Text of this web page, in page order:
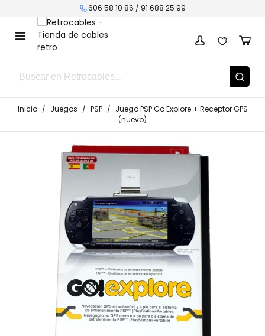
606 58 10 86 / 91 688 25 99
Inicio / Juegos / PSP / Juego PSP Go Explore + Receptor GPS
(nuevo)